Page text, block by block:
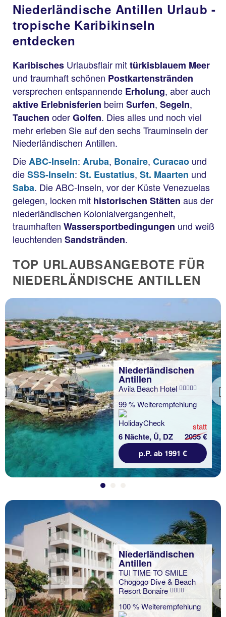
Niederländische Antillen Urlaub -
tropische Karibikinseln
entdecken
Karibisches Urlaubsflair mittürkisblauem Meer
und traumhaft schönen Postkartenstränden
versprechen entspannende Erholung, aber auch
aktive Erlebnisferien beim Surfen, Segeln,
Tauchen oderGolfen. Dies alles und noch viel
mehr erleben Sie auf den sechs Trauminseln der
Niederländischen Antillen.
DieABC-Inseln: Aruba, Bonaire, Curacao und
dieSSS-Inseln: St. Eustatius, St. Maarten und
Saba. Die ABC-Inseln, vor der Küste Venezuelas
gelegen, locken mit historischen Stätten aus der
niederländischen Kolonialvergangenheit,
traumhaften Wassersportbedingungen und weiß
leuchtenden Sandstränden.
TOP URLAUBSANGEBOTE FÜR
NIEDERLÄNDISCHE ANTILLEN
Previous
Niederländischen
Antillen
Avila Beach Hotel
99 % Weiterempfehlung
6 Nächte, Ü, DZ
statt
2055 €
p.P. ab 1991 €
Previous
Niederländischen
Antillen
TUI TIME TO SMILE
Chogogo Dive & Beach
Resort Bonaire
100 % Weiterempfehlung